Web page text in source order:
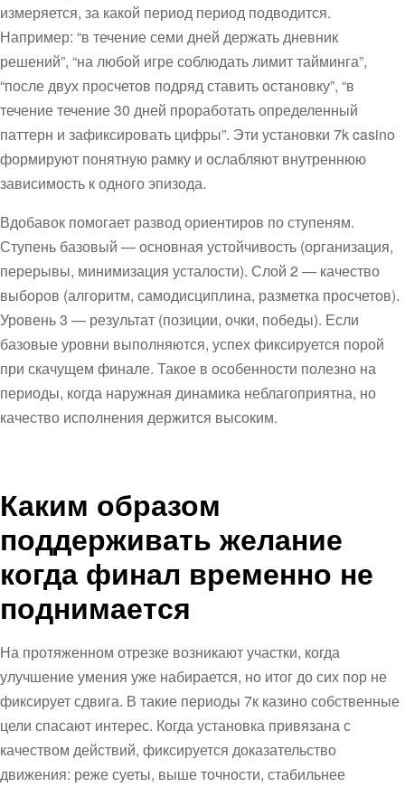
измеряется, за какой период период подводится.
Например: “в течение семи дней держать дневник
решений”, “на любой игре соблюдать лимит тайминга”,
“после двух просчетов подряд ставить остановку”, “в
течение течение 30 дней проработать определенный
паттерн и зафиксировать цифры”. Эти установки 7k casino
формируют понятную рамку и ослабляют внутреннюю
зависимость к одного эпизода.
Вдобавок помогает развод ориентиров по ступеням.
Ступень базовый — основная устойчивость (организация,
перерывы, минимизация усталости). Слой 2 — качество
выборов (алгоритм, самодисциплина, разметка просчетов).
Уровень 3 — результат (позиции, очки, победы). Если
базовые уровни выполняются, успех фиксируется порой
при скачущем финале. Такое в особенности полезно на
периоды, когда наружная динамика неблагоприятна, но
качество исполнения держится высоким.
Каким образом
поддерживать желание
когда финал временно не
поднимается
На протяженном отрезке возникают участки, когда
улучшение умения уже набирается, но итог до сих пор не
фиксирует сдвига. В такие периоды 7к казино собственные
цели спасают интерес. Когда установка привязана с
качеством действий, фиксируется доказательство
движения: реже суеты, выше точности, стабильнее